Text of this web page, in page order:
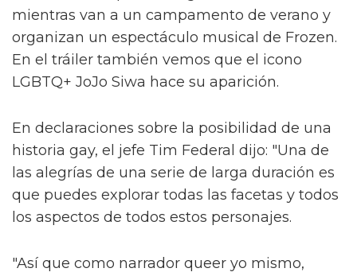
mientras van a un campamento de verano y
organizan un espectáculo musical de Frozen.
En el tráiler también vemos que el icono
LGBTQ+ JoJo Siwa hace su aparición.
En declaraciones sobre la posibilidad de una
historia gay, el jefe Tim Federal dijo: "Una de
las alegrías de una serie de larga duración es
que puedes explorar todas las facetas y todos
los aspectos de todos estos personajes.
"Así que como narrador queer yo mismo,